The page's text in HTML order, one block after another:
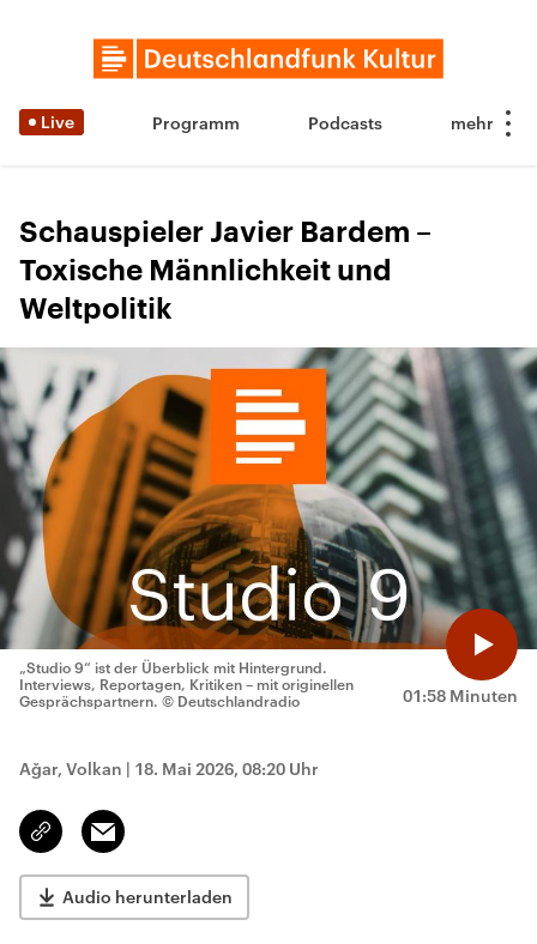
Live Programm Podcasts
Schauspieler Javier Bardem –
Toxische Männlichkeit und
Weltpolitik
01:58 Minuten
„Studio 9“ ist der Überblick mit Hintergrund.
Interviews, Reportagen, Kritiken – mit originellen
Gesprächspartnern. © Deutschlandradio
Ağar, Volkan | 18. Mai 2026, 08:20 Uhr
Link
kopieren/teilen
Email
Audio herunterladen